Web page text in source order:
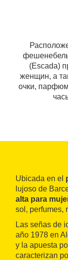
(Escada)
женщин, а
очки,
Ubicada en el
lujoso de
alta para
sol, perfumes,
Las señas de
año 1978 en
y la apuesta
caracterizan